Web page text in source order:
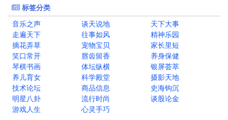
标签分类
音乐之声
谈天说地
天下大事
走遍天下
往事如风
精神乐园
摘花弄草
宠物宝贝
家长里短
笑口常开
唇齿留香
养身保健
琴棋书画
体坛纵横
银屏荟萃
养儿育女
科学殿堂
摄影天地
技术论坛
商品信息
史海钩沉
明星八卦
流行时尚
谈股论金
游戏人生
心灵手巧